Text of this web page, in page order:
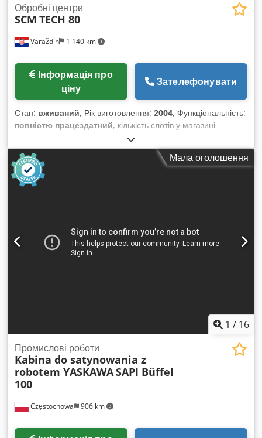
Varaždin 1 140 km
Обробні центри
SCM TECH 80
ціну
Зателефонувати
Стан: вживаний, Рік виготовлення: 2004, Функціональність:
повністю працездатний, кількість слотів у магазині
, потужність двигуна шпинделя:
осьова машина Вакуумний насос 100 м³ Електрошпиндель
з потужністю двигуна 6,6 кВт Фрезерний агрегат + пиловий
вузол Dkedpfx Abowhvwnsnsr Свердлильний блок 10+4 (10
вертикальних + 4 горизонтальних) Патрон фрезера ISO 30
запит
Мала оголошення
1 / 16
Częstochowa 906 km
Промислові роботи
Kabina do satynowania z
robotem YASKAWASAPI Büffel
100